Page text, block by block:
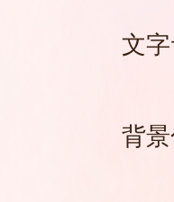
文
背